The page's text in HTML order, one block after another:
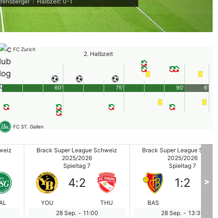
FC Zurich
2. Halbzeit
FC ST. Gallen
90'
60' 75' 6'
Brack Super League Schweiz
2025/2026
Spieltag 7
YOU
4:2
THU
28 Sep. - 11:00
Brack Super League
2025/2026
Spieltag 7
BAS
1:2
28 Sep. - 13:30
>